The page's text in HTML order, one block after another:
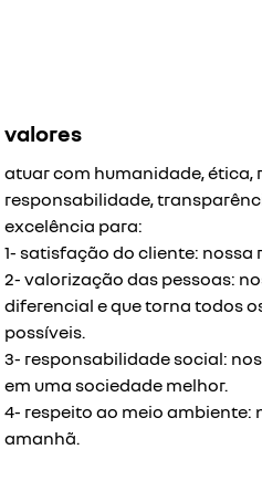
valores
atuar com humanidade, ética,
responsabilidade,
excelência para:
1- satisfação do cliente: nossa
2- valorização das pessoas:
diferencial e que torna todos
possíveis.
3- responsabilidade social:
em uma sociedade melhor.
4- respeito ao meio ambiente:
amanhã.